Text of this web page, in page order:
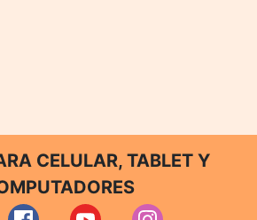
CELULAR, TABLET Y